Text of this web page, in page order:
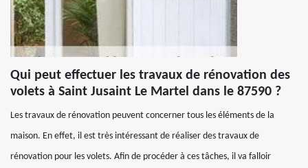
Qui peut effectuer les travaux de rénovation des
volets à Saint Jusaint Le Martel dans le 87590 ?
Les travaux de rénovation peuvent concerner tous les éléments de la
maison. En effet, il est très intéressant de réaliser des travaux de
rénovation pour les volets. Afin de procéder à ces tâches, il va falloir